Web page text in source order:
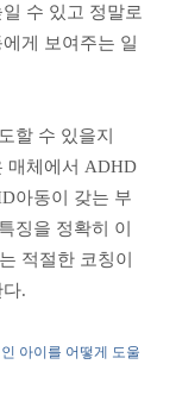
수 있고 정말로
게 보여주는 일
할 수 있을지
매체에서 ADHD
아동이 갖는 부
징을 정확히 이
적절한 코칭이
.
아이를 어떻게 도울